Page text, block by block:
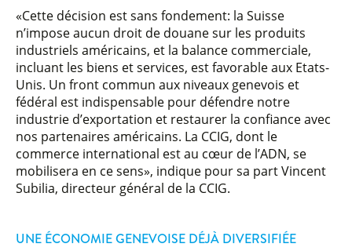
«Cette décision est sans fondement: la Suisse
n’impose aucun droit de douane sur les produits
industriels américains, et la balance commerciale,
incluant les biens et services, est favorable aux Etats-
Unis. Un front commun aux niveaux genevois et
fédéral est indispensable pour défendre notre
industrie d’exportation et restaurer la confiance avec
nos partenaires américains. La CCIG, dont le
commerce international est au cœur de l’ADN, se
mobilisera en ce sens», indique pour sa part Vincent
Subilia, directeur général de la CCIG.
UNE ÉCONOMIE GENEVOISE DÉJÀ DIVERSIFIÉE